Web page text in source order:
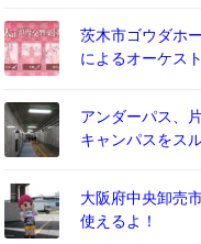
茨木市ゴウダホ
によるオーケス
アンダーパス、
キャンパスをスル
大阪府中央卸売
使えるよ！